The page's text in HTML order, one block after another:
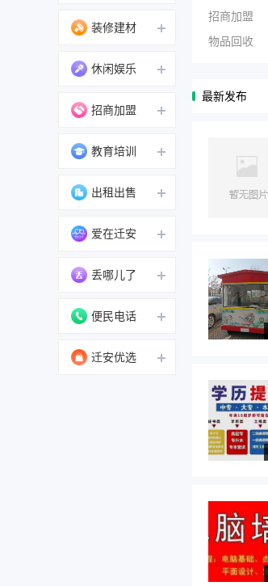
装修建材
休闲娱乐
招商加盟
教育培训
出租出售
爱在迁安
丢哪儿了
便民电话
迁安优选
招商加盟
物品回收
最新发布